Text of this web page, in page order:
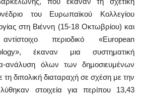
του Ευρωπαϊκού Κολλεγίου
στη Βιέννη (15-18 Οκτωβρίου) και
περιοδικό «European
έκαναν μια συστηματική
ανάλυση όλων των δημοσιευμένων
διπολική διαταραχή σε σχέση με την
στοιχεία για περίπου 13,43